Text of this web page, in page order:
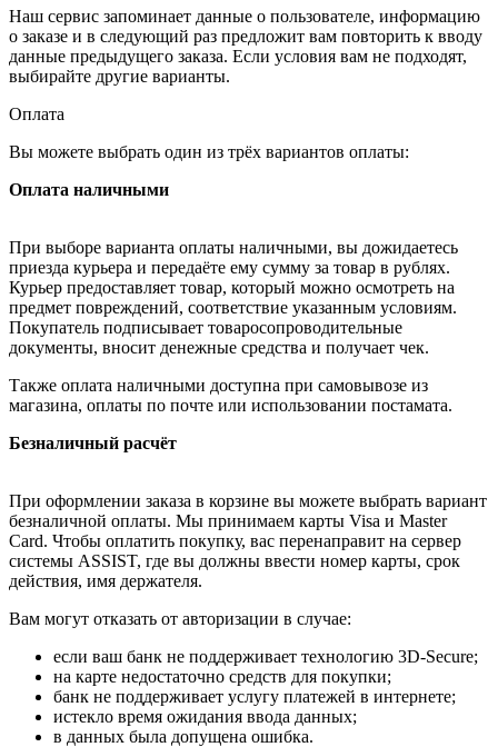
Наш сервис запоминает данные о пользователе, информацию
о заказе и в следующий раз предложит вам повторить к вводу
данные предыдущего заказа. Если условия вам не подходят,
выбирайте другие варианты.
Оплата
Вы можете выбрать один из трёх вариантов оплаты:
Оплата наличными
При выборе варианта оплаты наличными, вы дожидаетесь
приезда курьера и передаёте ему сумму за товар в рублях.
Курьер предоставляет товар, который можно осмотреть на
предмет повреждений, соответствие указанным условиям.
Покупатель подписывает товаросопроводительные
документы, вносит денежные средства и получает чек.
Также оплата наличными доступна при самовывозе из
магазина, оплаты по почте или использовании постамата.
Безналичный расчёт
При оформлении заказа в корзине вы можете выбрать вариант
безналичной оплаты. Мы принимаем карты Visa и Master
Card. Чтобы оплатить покупку, вас перенаправит на сервер
системы ASSIST, где вы должны ввести номер карты, срок
действия, имя держателя.
Вам могут отказать от авторизации в случае:
если ваш банк не поддерживает технологию 3D-Secure;
на карте недостаточно средств для покупки;
банк не поддерживает услугу платежей в интернете;
истекло время ожидания ввода данных;
в данных была допущена ошибка.